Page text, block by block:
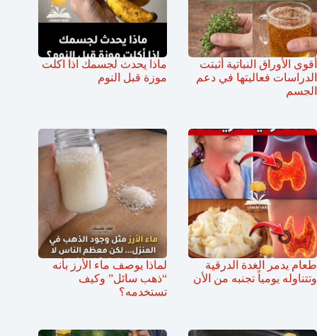
أقوى الأوراق النباتية أثبتت
الدراسات فعاليتها في دعم
الجسم
ماذا يحدث لجسمك اذا اكلت
موزة قبل النوم
طعام يدمر الغدة الدرقية
وتتناوله يومياً تجنبه من الأن
لماذا يوصف ماء الأرز بأنه
“ذهب سائل” وكيف
تستخدمه؟